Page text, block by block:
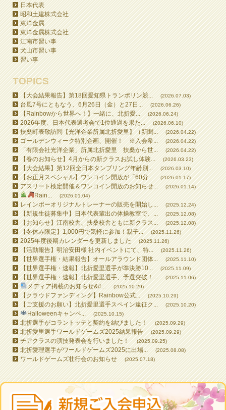
日本代表
昭和土建株式会社
東洋金属
東洋金属株式会社
江南市習い事
犬山市習い事
習い事
TOPICS
【大会結果報告】第18回愛知県トランポリン競... (2026.07.03)
台風7号にともなう、6月26日（金）と27日... (2026.06.26)
【Rainbowから世界へ！】一緒に、北折愛... (2026.06.24)
2026年度、日本代表選考会で1位通過を果た... (2026.06.10)
扶桑町表敬訪問【光洋企業所属北折愛里】（新聞... (2026.04.22)
ゴールデンウィーク特別企画、開催！ ※入会希... (2026.04.22)
「有限会社光洋企業」所属北折愛里 扶桑から世... (2026.04.22)
【春のお知らせ】4月からの新クラスお試し体験... (2026.03.23)
【大会結果】第12回全日本タンブリング年齢別... (2026.03.10)
【お正月スペシャル】ワンコイン開放が「60分... (2026.01.17)
アスリート検定開催＆ワンコイン開放のお知らせ... (2026.01.14)
Rain... (2026.01.04)
レインボーオリジナルトレーナーの販売を開始し... (2025.12.24)
【新規生徒募集中】日本代表輩出の体操教室で、... (2025.12.08)
【お知らせ】江南校舎、扶桑校舎ともに新クラス... (2025.12.08)
【冬休み限定】1,000円で気軽に参加！親子... (2025.11.26)
2025年度後期カレンダーを更新しました (2025.11.26)
【活動報告】明治安田様 社内イベントにて、特... (2025.11.26)
【世界選手権・結果報告】オールアラウンド団体... (2025.11.10)
【世界選手権・速報】北折愛里選手が準決勝10... (2025.11.09)
【世界選手権・速報】北折愛里選手、予選突破！... (2025.11.06)
メディア掲載のお知らせ&#... (2025.10.29)
【クラウドファンディング】Rainbow公式... (2025.10.29)
【ご支援のお願い】北折愛里選手スペイン遠征ク... (2025.10.20)
Halloweenキャンペ... (2025.10.15)
北折選手がコラントッテと契約を結びました！ (2025.09.29)
北折愛里選手ワールドゲームズ2025結果報告 (2025.09.29)
チアクラスの演技発表会を行いました！ (2025.09.25)
北折愛理選手がワールドゲームズ2025に出場... (2025.08.08)
ワールドゲームズ壮行会のお知らせ (2025.07.18)
All contents © 2026 RAINBOW GYMNASTICS SCHOOL All Rights Reserved.